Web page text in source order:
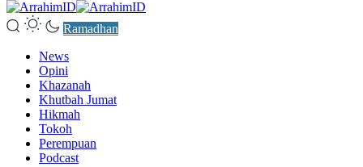
Ramadhan
News
Opini
Khazanah
Khutbah Jumat
Hikmah
Tokoh
Perempuan
Podcast